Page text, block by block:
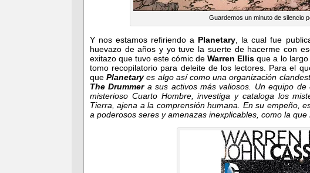
Guardemos un minuto de silencio
Y nos estamos refiriendo a Planetary, la cual fue
huevazo de años y yo tuve la suerte de hacerme con
exitazo que tuvo este cómic deWarren Ellis que a lo
tomo recopilatorio para deleite de los lectores. Para el
quePlanetaryes algo así como una organización
The Drummera sus activos más valiosos. Un equipo
misterioso Cuarto Hombre, investiga y cataloga los
Tierra, ajena a la comprensión humana. En su empeño,
a poderosos seres y amenazas inexplicables, como la